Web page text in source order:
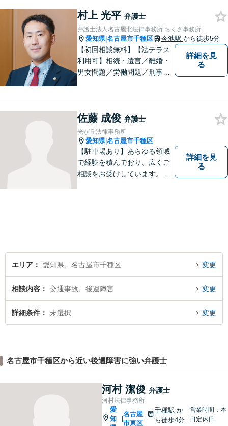
村上 光平 弁護士
弁護士法人名古屋北法律事務所 ちくさ事務所
愛知県|名古屋市千種区 今池駅 から徒歩5分
【初回相談無料】【法テラス
利用可】相続・遺言／離婚・
男女問題／労働問題／刑事事
ご提供。小さなお困り事でも
構いません【夜間・休日面
談】【完全個室】【今池駅3
分】
詳細を見
る
佐藤 成俊 弁護士
光が丘法律事務所
愛知県|名古屋市千種区
【駐車場あり】あらゆる領域
で経験を積んでおり、広くご
相談をお受けしています。ご
詳細を見
る
エリア 愛知県、名古屋市千種区 変更
相談内容 交通事故、後遺障害 変更
詳細条件 未選択 変更
名古屋市千種区から近い後遺障害に強い弁護士
河村 潔俊 弁護士
河村法律事務所
愛
知
名古屋
市東区
千種駅 か
ら徒歩4分
営業時間：本
日定休日